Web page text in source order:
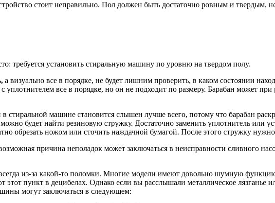
стоит неправильно. Пол должен быть достаточно ровным и твердым,
требуется установить стиральную машину по уровню на твердом полу.
, а визуально все в порядке, не будет лишним проверить, в каком состоянии
уплотнителем все в порядке, но он не подходит по размеру. Барабан может при
машине становится слышен лучше всего, потому что барабан
будет найти резиновую стружку. Достаточно заменить уплотнитель или
обрезать ножом или сточить наждачной бумагой. После этого стружку нужно
причина неполадок может заключаться в неисправности сливного
из-за какой-то поломки. Многие модели имеют довольно шумную
этот пункт в децибелах. Однако если вы расслышали металлическое лязганье
могут заключаться в следующем: